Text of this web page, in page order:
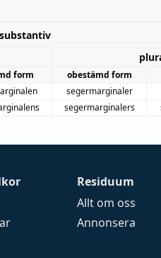
substantiv
form obestämd form
segermarginaler
segermarginalers
Residuum
Allt om oss
Annonsera